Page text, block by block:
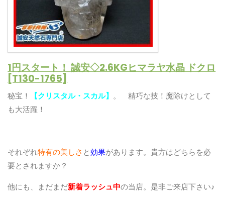
1円スタート！ 誠安◇2.6KGヒマラヤ水晶 ドクロ
[T130-1765]
秘宝！ 【クリスタル・スカル】 。 精巧な技！魔除けとして
も大活躍！
それぞれ特有の美しさ と効果があります。貴方はどちらを必
要とされますか？
他にも、まだまだ新着ラッシュ中の当店。是非ご来店下さい♪